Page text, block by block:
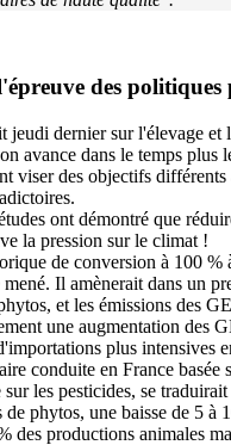
des politiques
jeudi dernier sur l'élevage et
avance dans le temps plus
viser des objectifs différents
ont démontré que
la pression sur le climat !
de conversion à 100
Il amènerait dans un
et les émissions des
une augmentation des
plus intensives
conduite en France basée
les pesticides, se
de phytos, une baisse de 5 à
des productions animales